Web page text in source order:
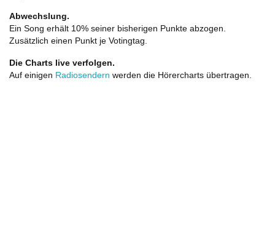
Abwechslung.
Ein Song erhält 10% seiner bisherigen Punkte abzogen.
Zusätzlich einen Punkt je Votingtag.
Die Charts live verfolgen.
Auf einigen Radiosendern werden die Hörercharts übertragen.